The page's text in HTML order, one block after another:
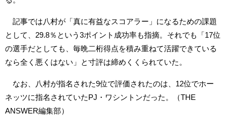
記事では八村が「真に有益なスコアラー」になるための課題
として、29.8％という3ポイント成功率も指摘。それでも「17位
の選手だとしても、毎晩二桁得点を積み重ねて活躍できている
なら全く悪くはない」と寸評は締めくくられていた。
なお、八村が指名された9位で評価されたのは、12位でホー
ネッツに指名されていたPJ・ワシントンだった。（THE
ANSWER編集部）